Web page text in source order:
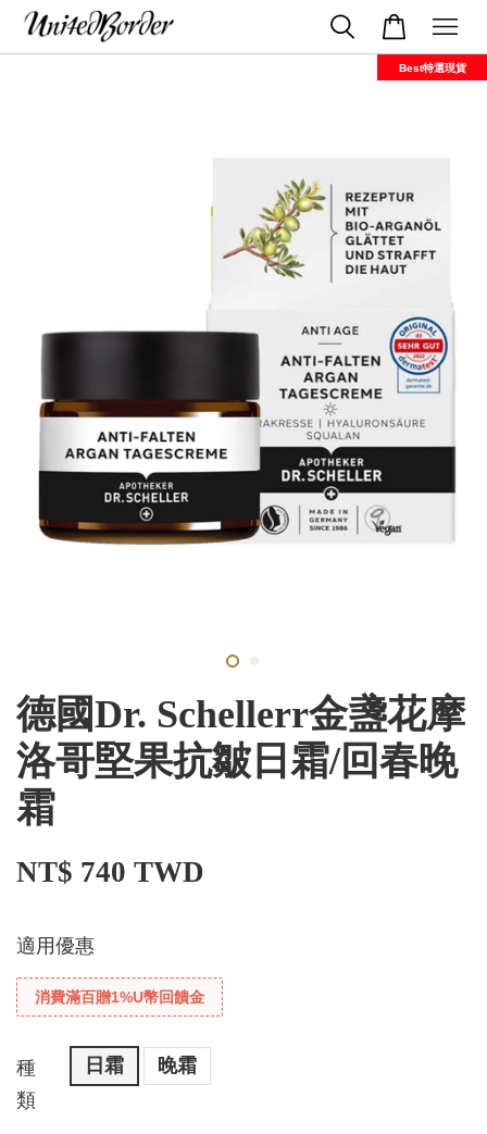
Best特選現貨
德國Dr. Schellerr金盞花摩
洛哥堅果抗皺日霜/回春晚
霜
NT$ 740 TWD
適用優惠
消費滿百贈1%U幣回饋金
種
類
日霜 晚霜